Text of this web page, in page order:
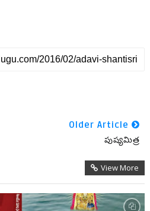
Older Article
పుష్యమిత్ర
View More